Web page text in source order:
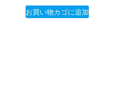
お買い物カゴに追加